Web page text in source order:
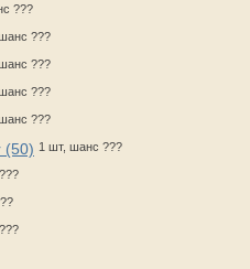
???
???
???
???
???
(50) 1 шт, шанс ???